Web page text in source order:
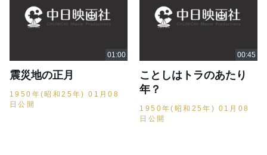
震災地の正月
1950年(昭和25年) 01月08
日公開
ことしはトラのあたり
年？
1950年(昭和25年) 01月08
日公開